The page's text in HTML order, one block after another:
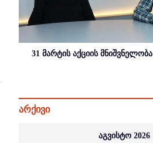
31 მარტის აქციის მნიშვნელობა
არქივი
აგვისტო 2026